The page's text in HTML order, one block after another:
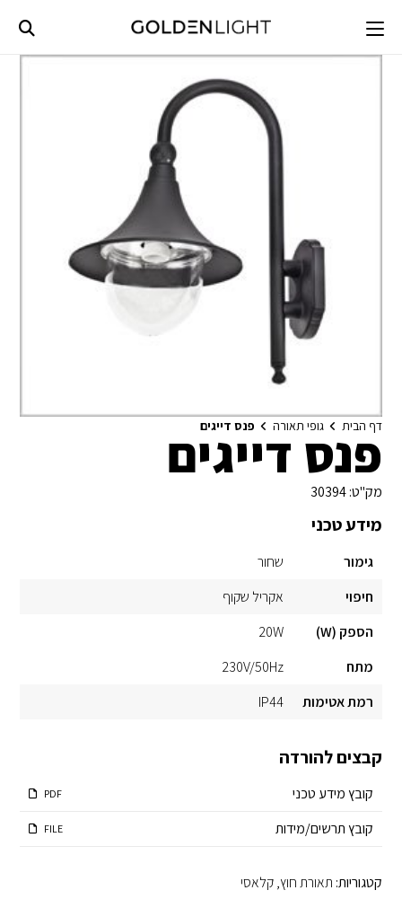
content
דף הבית גופי תאורה פנס דייגים
פנס דייגים
מק"ט: 30394
מידע טכני
גימור
שחור
חיפוי
אקריל שקוף
הספק (W)
20W
מתח
230V/50Hz
רמת אטימות
IP44
קבצים להורדה
קובץ מידע טכני PDF
קובץ תרשים/מידות FILE
קטגוריות: תאורת חוץ,קלאסי